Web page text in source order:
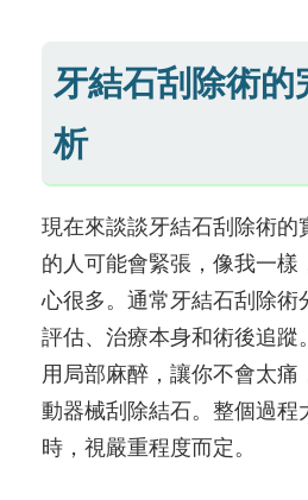
牙結石刮除術的
析
現在來談談牙結石刮除術的
的人可能會緊張，像我一樣
心很多。通常牙結石刮除術
評估、治療本身和術後追蹤
用局部麻醉，讓你不會太痛
動器械刮除結石。整個過程
時，視嚴重程度而定。